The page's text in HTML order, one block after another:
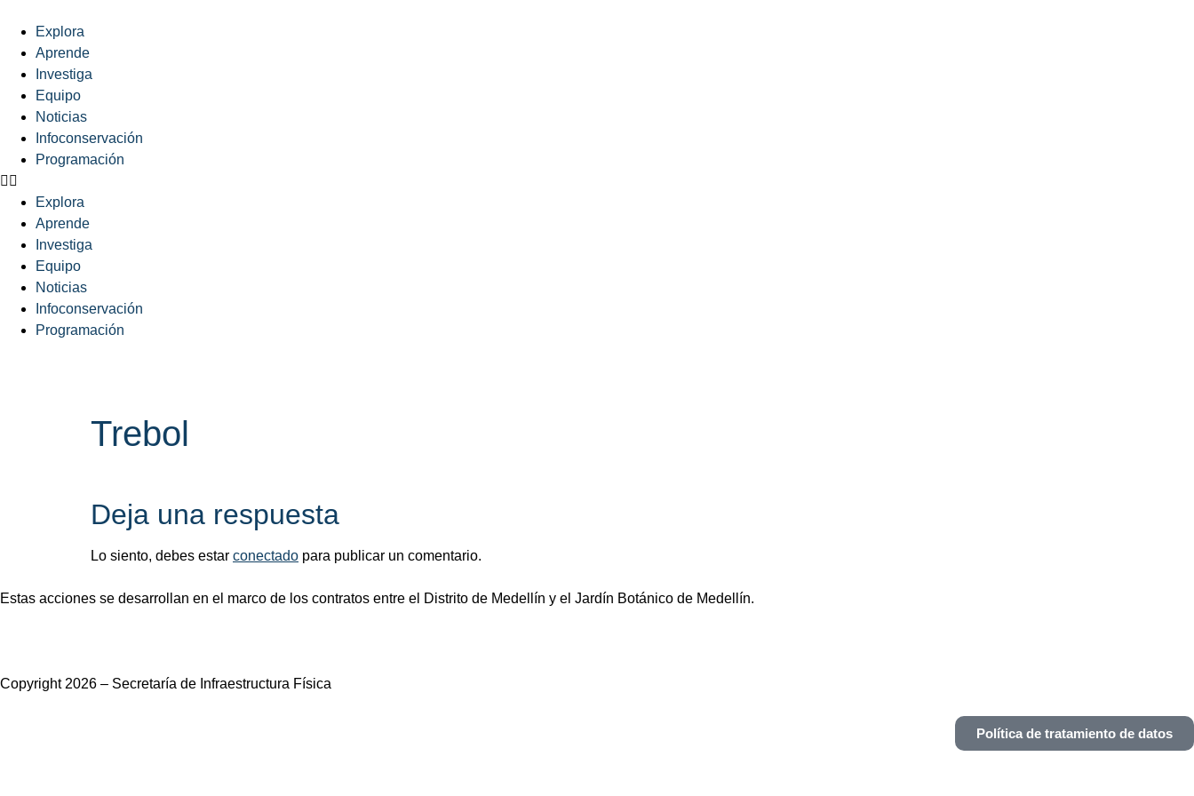
Explora
Aprende
Investiga
Equipo
Noticias
Infoconservación
Programación
Explora
Aprende
Investiga
Equipo
Noticias
Infoconservación
Programación
Trebol
Deja una respuesta
Lo siento, debes estar conectado para publicar un comentario.
Estas acciones se desarrollan en el marco de los contratos entre el Distrito de Medellín y el Jardín Botánico de Medellín.
Copyright 2026 – Secretaría de Infraestructura Física
Política de tratamiento de datos